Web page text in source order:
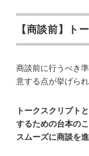
【商談前】ト
商談前に行うべき
意する点が挙げられ
トークスクリプト
するための台本の
スムーズに商談を